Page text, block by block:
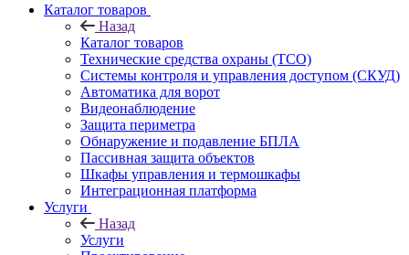
Каталог товаров
Назад
Каталог товаров
Технические средства охраны (ТСО)
Системы контроля и управления доступом (СКУД)
Автоматика для ворот
Видеонаблюдение
Защита периметра
Обнаружение и подавление БПЛА
Пассивная защита объектов
Шкафы управления и термошкафы
Интеграционная платформа
Услуги
Назад
Услуги